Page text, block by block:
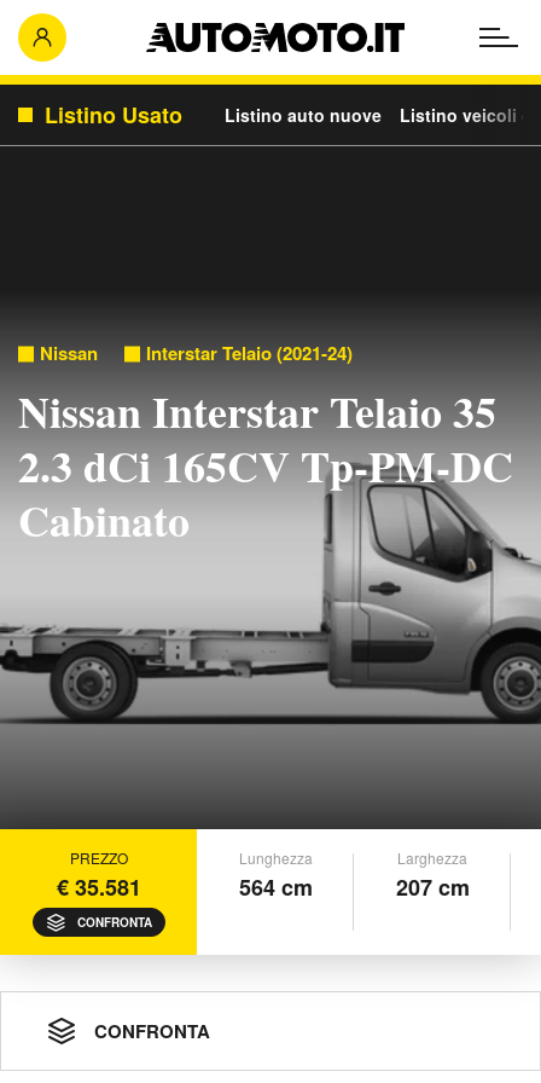
Listino Usato Listino auto nuove Listino veicoli
Nissan Interstar Telaio (2021-24)
Nissan Interstar Telaio 35
2.3 dCi 165CV Tp-PM-DC
Cabinato
PREZZO
€ 35.581
CONFRONTA
Lunghezza
564 cm
Larghezza
207 cm
CONFRONTA